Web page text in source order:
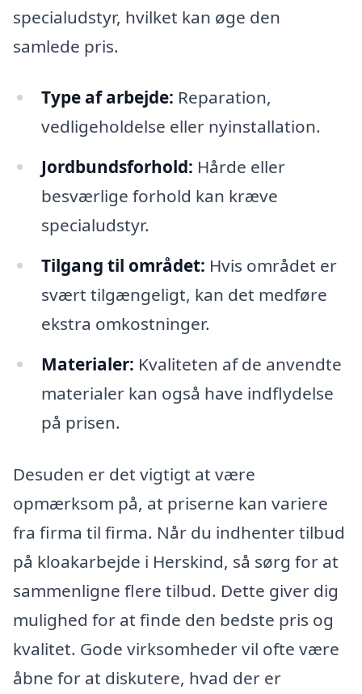
specialudstyr, hvilket kan øge den
samlede pris.
Type af arbejde: Reparation,
vedligeholdelse eller nyinstallation.
Jordbundsforhold: Hårde eller
besværlige forhold kan kræve
specialudstyr.
Tilgang til området: Hvis området er
svært tilgængeligt, kan det medføre
ekstra omkostninger.
Materialer: Kvaliteten af de anvendte
materialer kan også have indflydelse
på prisen.
Desuden er det vigtigt at være
opmærksom på, at priserne kan variere
fra firma til firma. Når du indhenter tilbud
på kloakarbejde i Herskind, så sørg for at
sammenligne flere tilbud. Dette giver dig
mulighed for at finde den bedste pris og
kvalitet. Gode virksomheder vil ofte være
åbne for at diskutere, hvad der er